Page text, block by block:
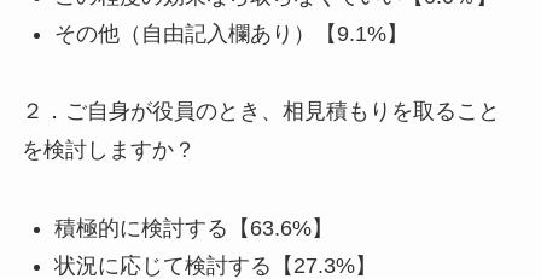
その他（自由記入欄あり）【9.1%】
２．ご自身が役員のとき、相見積もりを取ること
を検討しますか？
積極的に検討する【63.6%】
状況に応じて検討する【27.3%】